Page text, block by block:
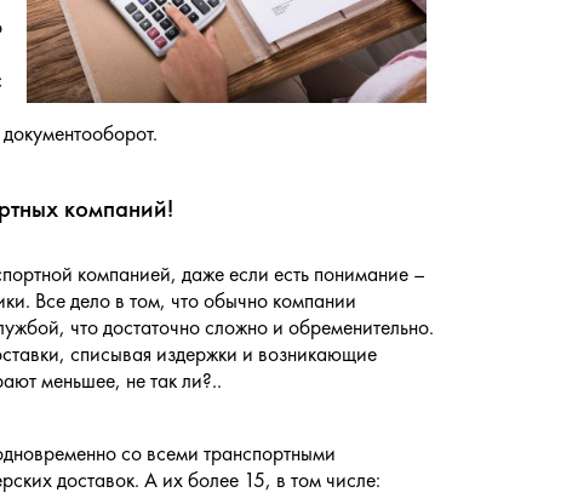
компаний!
компанией, даже если есть понимание –
Все дело в том, что обычно компании
что достаточно сложно и обременительно.
списывая издержки и возникающие
меньшее, не так ли?..
со всеми транспортными
доставок. А их более 15, в том числе: